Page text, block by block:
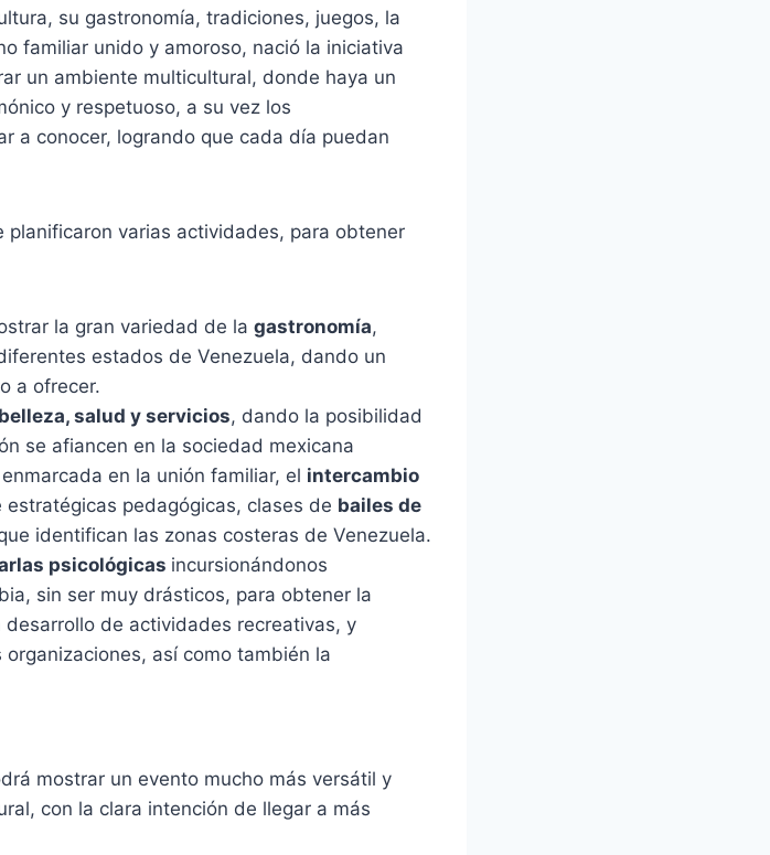
su gastronomía, tradiciones, juegos, la
familiar unido y amoroso, nació la iniciativa
un ambiente multicultural, donde haya un
y respetuoso, a su vez los
a conocer, logrando que cada día puedan
varias actividades, para obtener
la gran variedad de la gastronomía,
estados de Venezuela, dando un
a ofrecer.
salud y servicios, dando la posibilidad
se afiancen en la sociedad mexicana
en la unión familiar, el intercambio
pedagógicas, clases de bailes de
identifican las zonas costeras de Venezuela.
psicológicas incursionándonos
sin ser muy drásticos, para obtener la
de actividades recreativas, y
así como también la
mostrar un evento mucho más versátil y
con la clara intención de llegar a más